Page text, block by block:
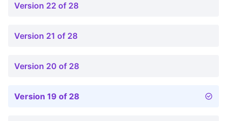
Version 22 of 28
Version 21 of 28
Version 20 of 28
Version 19 of 28